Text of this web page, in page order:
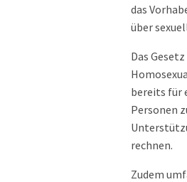
das
über
Das
bereits für
Personen
rechnen.
Zudem